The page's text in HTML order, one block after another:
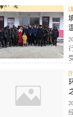
[
[